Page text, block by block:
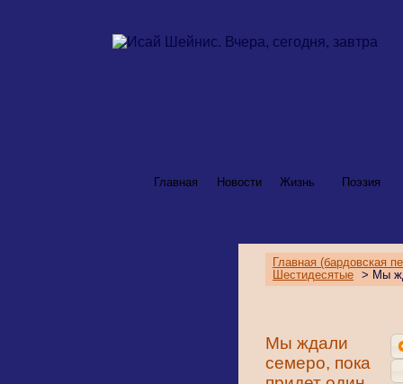
Главная Новости Жизнь Поэзия
Главная (бардовская
Шестидесятые
> Мы
Мы ждали
семеро, пока